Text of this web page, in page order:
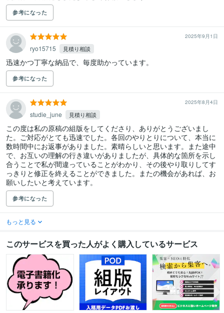
参考になった
2025年9月1日
ryo15715 見積り相談
迅速かつ丁寧な納品で、毎度助かっています。
参考になった
2025年8月4日
studie_june 見積り相談
この度は私の原稿の組版をしてくださり、ありがとうございまし
た。ご対応がとても迅速でした。各回のやりとりについて、本当に
数時間中にお返事がありました。素晴らしいと思います。また途中
で、お互いの理解の行き違いがありましたが、具体的な箇所を示し
合うことで私が間違っていることがわかり、その後やり取りしてす
っきりと修正を終えることができました。またの機会があれば、お
願いしたいと考えています。
参考になった
もっと見る
このサービスを買った人がよく購入しているサービス